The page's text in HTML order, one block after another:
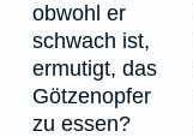
obwohl er
schwach ist,
ermutigt, das
Götzenopfer
zu essen?